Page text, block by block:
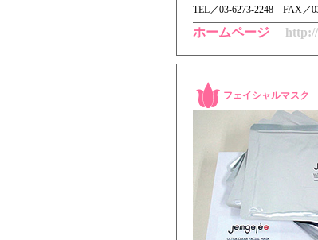
TEL／ 03-6273-2248 FAX／
ホームページ
フェイシャルマスク